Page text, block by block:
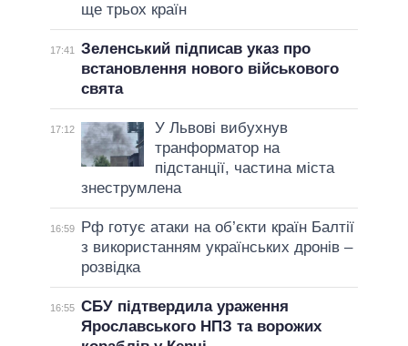
ще трьох країн
17:41
Зеленський підписав указ про
встановлення нового військового
свята
17:12
У Львові вибухнув
транформатор на
підстанції, частина міста
знеструмлена
16:59
Рф готує атаки на об’єкти країн Балтії
з використанням українських дронів –
розвідка
16:55 СБУ підтвердила ураження
Ярославського НПЗ та ворожих